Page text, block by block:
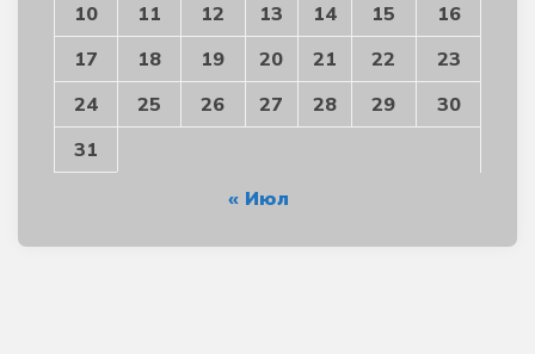
10 11 12 13 14 15
16
17
18 19 20 21 22
23
24
25 26 27 28 29
30
31
« Июл